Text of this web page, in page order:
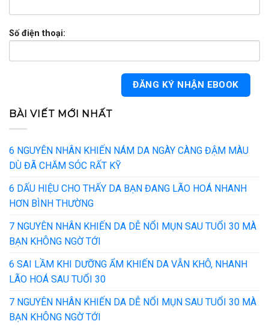
Số điện thoại:
BÀI VIẾT MỚI NHẤT
6 NGUYÊN NHÂN KHIẾN NÁM DA NGÀY CÀNG ĐẬM MÀU
DÙ ĐÃ CHĂM SÓC RẤT KỸ
6 DẤU HIỆU CHO THẤY DA BẠN ĐANG LÃO HOÁ NHANH
HƠN BÌNH THƯỜNG
7 NGUYÊN NHÂN KHIẾN DA DỄ NỔI MỤN SAU TUỔI 30 MÀ
BẠN KHÔNG NGỜ TỚI
6 SAI LẦM KHI DƯỠNG ẨM KHIẾN DA VẪN KHÔ, NHANH
LÃO HOÁ SAU TUỔI 30
7 NGUYÊN NHÂN KHIẾN DA DỄ NỔI MỤN SAU TUỔI 30 MÀ
BẠN KHÔNG NGỜ TỚI